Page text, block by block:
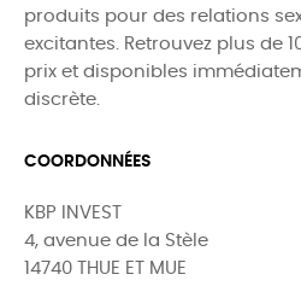
produits pour des relations
excitantes. Retrouvez plus de
prix et disponibles
discrète.
COORDONNÉES
KBP INVEST
4, avenue de la Stèle
14740 THUE ET MUE